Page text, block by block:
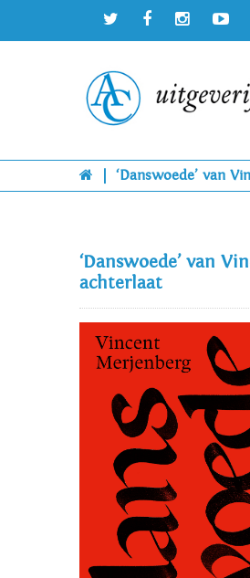
‘Danswoede’ van
‘Danswoede’ van
achterlaat